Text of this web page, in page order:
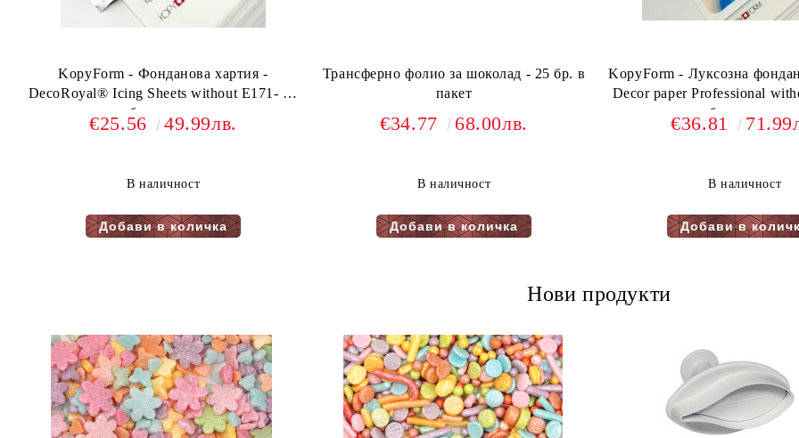
KopyForm - Фонданова хартия -
DecoRoyal® Icing Sheets without E171- 20
бр в пакет
€25.56 49.99лв.
В наличност
Трансферно фолио за шоколад - 25 бр. в
пакет
€34.77 68.00лв.
В наличност
KopyForm - Луксозна
Decor paper Professional
бр. в пакет
€36.81
В наличност
Нови продукти